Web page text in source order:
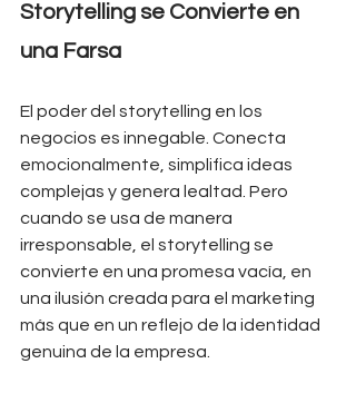
Storytelling se Convierte en
una Farsa
El poder del storytelling en los
negocios es innegable. Conecta
emocionalmente, simplifica ideas
complejas y genera lealtad. Pero
cuando se usa de manera
irresponsable, el storytelling se
convierte en una promesa vacía, en
una ilusión creada para el marketing
más que en un reflejo de la identidad
genuina de la empresa.